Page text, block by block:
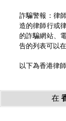
詐騙警報：律
造的律師行或
的詐騙網站、
告的列表可以
以下為香港律
在